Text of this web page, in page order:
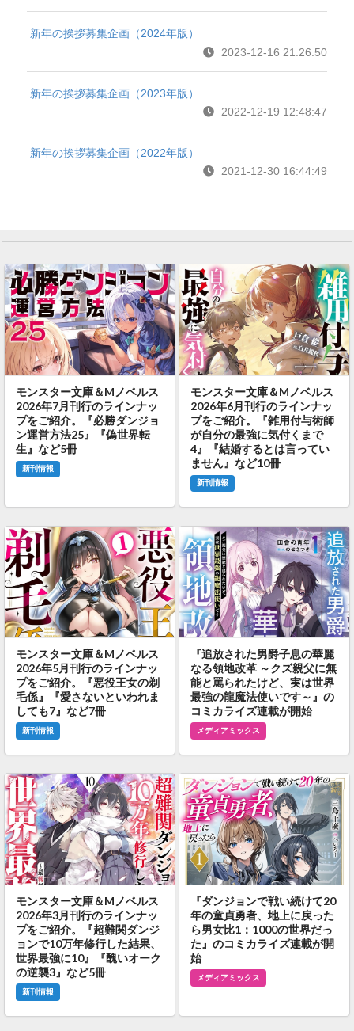
新年の挨拶募集企画（2024年版）
2023-12-16 21:26:50
新年の挨拶募集企画（2023年版）
2022-12-19 12:48:47
新年の挨拶募集企画（2022年版）
2021-12-30 16:44:49
モンスター文庫＆Mノベルス
2026年7月刊行のラインナッ
プをご紹介。『必勝ダンジョ
ン運営方法25』『偽世界転
生』など5冊
新刊情報
モンスター文庫＆Mノベルス
2026年6月刊行のラインナッ
プをご紹介。『雑用付与術師
が自分の最強に気付くまで
4』『結婚するとは言ってい
ません』など10冊
新刊情報
モンスター文庫＆Mノベルス
2026年5月刊行のラインナッ
プをご紹介。『悪役王女の剃
毛係』『愛さないといわれま
しても7』など7冊
新刊情報
『追放された男爵子息の華麗
なる領地改革 ～クズ親父に無
能と罵られたけど、実は世界
最強の龍魔法使いです～』の
コミカライズ連載が開始
メディアミックス
モンスター文庫＆Mノベルス
2026年3月刊行のラインナッ
プをご紹介。『超難関ダンジ
ョンで10万年修行した結果、
世界最強に10』『醜いオーク
の逆襲3』など5冊
新刊情報
『ダンジョンで戦い続けて20
年の童貞勇者、地上に戻った
ら男女比1：1000の世界だっ
た』のコミカライズ連載が開
始
メディアミックス